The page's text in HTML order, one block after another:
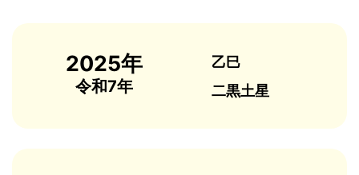
2025年
令和7年
乙巳
二黒土星